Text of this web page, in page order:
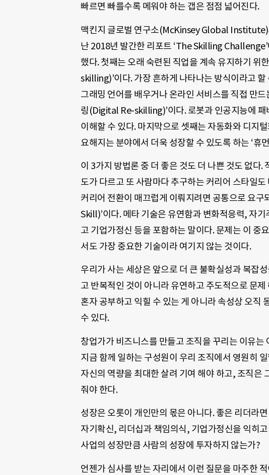
빠르면 빠를수록 메워야 하는 갭은 점점 넓어진다.
맥킨지 글로벌 연구소(McKinsey Global
난 2018년 발간한 리포트 ‘The Skilling
했다. 첫째는 오래 숙련된 직업을 계속 유지하기 위
skilling)’이다. 가장 흔하게 나타나는 방식이라고
그래밍 언어를 배우거나 온라인 서비스를 직접 만
링(Digital Re-skilling)’이다. 로봇과 인공지능에
이해할 수 있다. 마지막으로 셋째는 자동화와 디지
요해지는 분야에서 더욱 성장할 수 있도록 하는 ‘
이 3가지 방법론 중 더 좋은 것도 더 나쁜 것도 없다.
도가 다르고 또 사람마다 추구하는 커리어 스타일
커리어 전환이 매끄럽게 이뤄지려면 공통으로 요
Skill)’이다. 메타 기술은 유연함과 변화적응력, 자
고 기업가정신 등을 포함하는 말이다. 문제는 이 중
서도 가장 중요한 기술이라 여기지 않는 것이다.
우리가 사는 세상은 앞으로 더 큰 불확실성과 복잡
고 반복적인 것이 아니라 유연하고 주도적으로 문
혼자 공부하고 익힐 수 있는 게 아니라 속성상 오직
수 있다.
창업가가 비즈니스를 만들고 조직을 꾸리는 이유
지금 함께 일하는 구성원이 우리 조직에서 영원히
자신의 역량을 최대한 살려 기여 해야 하고, 조직은
줘야 한다.
성장은 오롯이 개인만의 몫은 아니다. 좋은 리더라
자기확신, 리더십과 책임의식, 기업가정신을 익히
사업의 성장만큼 사람의 성장에 투자하지 않는가?
언젠가 심사를 받는 자리에서 이런 질문을 마주한